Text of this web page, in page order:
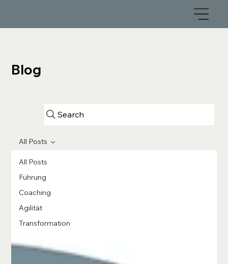
Blog
All Posts
Führung
Coaching
Agilität
Transformation
All Posts
Search